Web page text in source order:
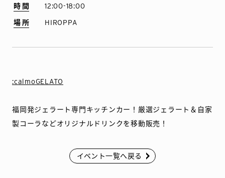
時間 12:00-18:00
場所 HIROPPA
:calmoGELATO
福岡発ジェラート専門キッチンカー！厳選ジェラート＆自家
製コーラなどオリジナルドリンクを移動販売！
イベント一覧へ戻る